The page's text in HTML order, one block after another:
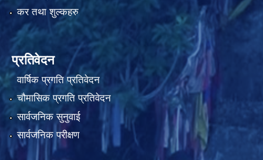
कर तथा शुल्कहरु
प्रतिवेदन
वार्षिक प्रगति प्रतिवेदन
चौमासिक प्रगति प्रतिवेदन
सार्वजनिक सुनुवाई
सार्वजनिक परीक्षण